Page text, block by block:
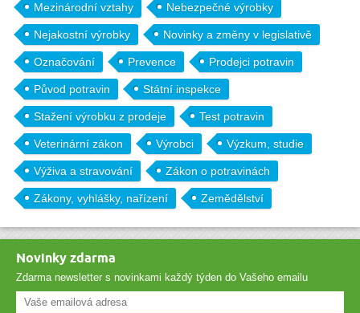
Mezinárodní vztahy Nebezpečné výrobky
Nejakostní výrobky Novinky a změny v legislativě
Označování Prevence Prodejci potravin
Původ potravin Státní inspekce
Stažení výrobku z prodeje Test potravin
Veterinární zákon Výrobci Výzkum, studie
Výživa a stravování Zákon o potravinách
Zákony, vyhlášky, nařízení Zemědělství
Novinky zdarma
Zdarma newsletter s novinkami každý týden do Vašeho emailu